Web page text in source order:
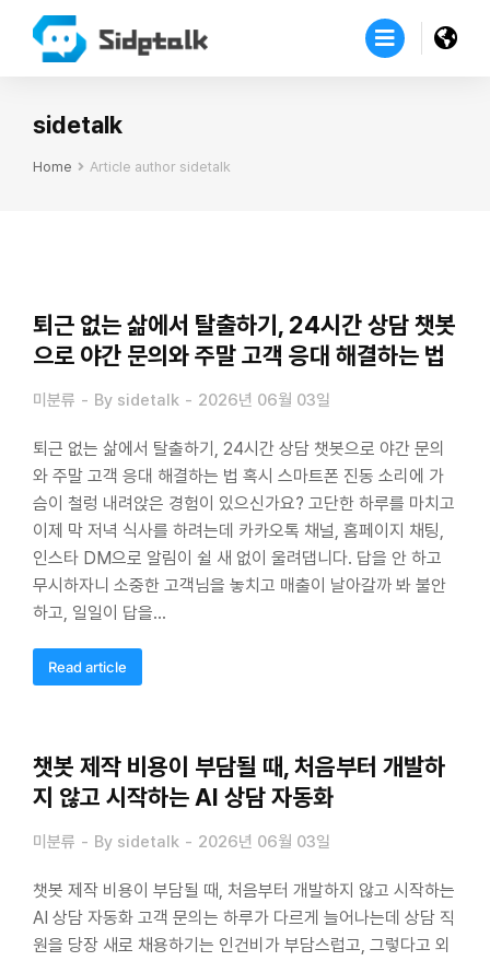
sidetalk
You are here:
Home Article author sidetalk
퇴근 없는 삶에서 탈출하기, 24시간 상담 챗봇
으로 야간 문의와 주말 고객 응대 해결하는 법
미분류 By sidetalk 2026년 06월 03일
퇴근 없는 삶에서 탈출하기, 24시간 상담 챗봇으로 야간 문의
와 주말 고객 응대 해결하는 법 혹시 스마트폰 진동 소리에 가
슴이 철렁 내려앉은 경험이 있으신가요? 고단한 하루를 마치고
이제 막 저녁 식사를 하려는데 카카오톡 채널, 홈페이지 채팅,
인스타 DM으로 알림이 쉴 새 없이 울려댑니다. 답을 안 하고
무시하자니 소중한 고객님을 놓치고 매출이 날아갈까 봐 불안
하고, 일일이 답을…
Read article
챗봇 제작 비용이 부담될 때, 처음부터 개발하
지 않고 시작하는 AI 상담 자동화
미분류 By sidetalk 2026년 06월 03일
챗봇 제작 비용이 부담될 때, 처음부터 개발하지 않고 시작하는
AI 상담 자동화 고객 문의는 하루가 다르게 늘어나는데 상담 직
원을 당장 새로 채용하기는 인건비가 부담스럽고, 그렇다고 외